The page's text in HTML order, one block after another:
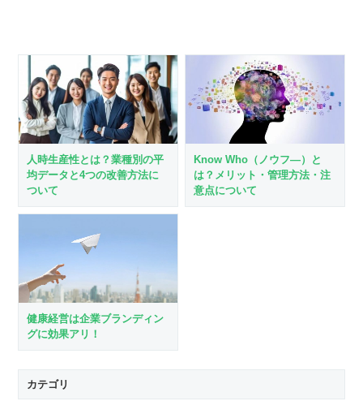
人時生産性とは？業種別の平
均データと4つの改善方法に
ついて
Know Who（ノウフ―）と
は？メリット・管理方法・注
意点について
健康経営は企業ブランディン
グに効果アリ！
カテゴリ